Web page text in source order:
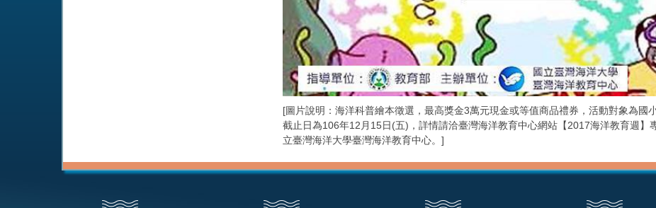
[圖片說明：海洋科普繪本徵選，最高獎金3萬元現金或等值商品禮券，活動對象為國
截止日為106年12月15日(五)，詳情請洽臺灣海洋教育中心網站【2017海洋教育週】
立臺灣海洋大學臺灣海洋教育中心。]